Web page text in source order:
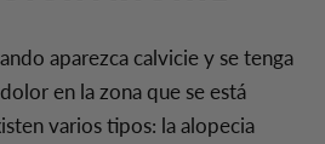
aparezca calvicie y se tenga
en la zona que se está
varios tipos: la alopecia